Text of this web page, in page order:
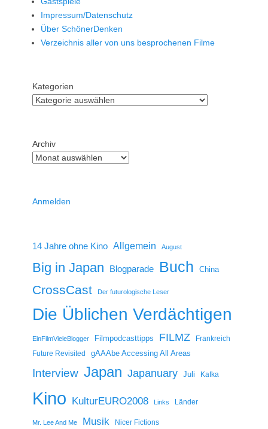
Impressum/Datenschutz
Über SchönerDenken
Verzeichnis aller von uns besprochenen Filme
Kategorien
Archiv
Anmelden
14 Jahre ohne Kino Allgemein August
Big in Japan Blogparade Buch China
CrossCast Der futurologische Leser
Die Üblichen Verdächtigen
EinFilmVieleBlogger Filmpodcasttipps FILMZ
Frankreich
Future Revisited
gAAAbe Accessing All Areas
Interview Japan Japanuary Juli Kafka
Kino KulturEURO2008 Links Länder
Mr. Lee And Me Musik Nicer Fictions